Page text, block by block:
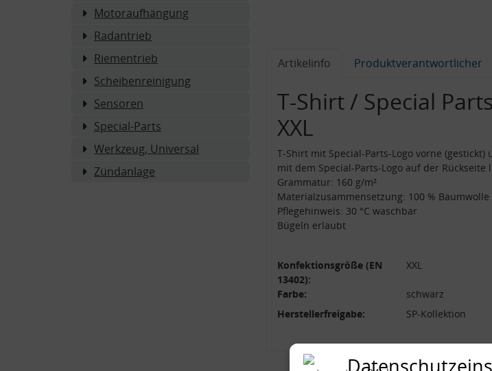
Motoraufhängung
Radantrieb
Riementrieb
Scheibenreinigung
Sensoren
Special-Parts
Werkzeug, Universal
Zündanlage
Artikelinfo Produktverantwortlicher
T-Shirt / Special
XXL
T-Shirt mit Special-Parts-Logo vorne
mit dem Special-Parts-Logo auf der Rückseite
Grammatur: 160 g/m²
Materialzusammensetzung: 100 % Baumwolle
Pflegehinweis: 30 °C waschbar
Bügeln erlaubt
Konfektionsgröße (EN
13402):
XXL
Farbe:
schwarz
Herstellerfreigabe:
SP-Kollektion